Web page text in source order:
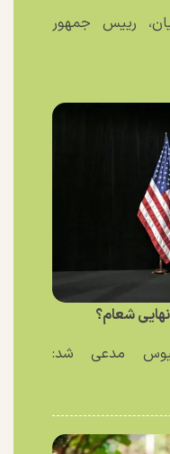
رییس جمهور
نهایی شعام؟
مدعی شد: